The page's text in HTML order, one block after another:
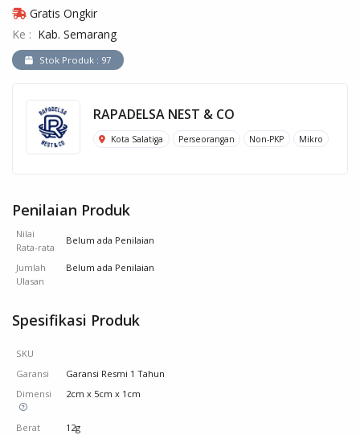
Gratis Ongkir
Ke : Kab. Semarang
Stok Produk : 97
RAPADELSA NEST & CO
Kota Salatiga Perseorangan Non-PKP Mikro
Penilaian Produk
Nilai
Rata-rata
Belum ada Penilaian
Jumlah
Ulasan
Belum ada Penilaian
Spesifikasi Produk
SKU
Garansi
Garansi Resmi 1 Tahun
Dimensi
2cm x 5cm x 1cm
Berat
12g